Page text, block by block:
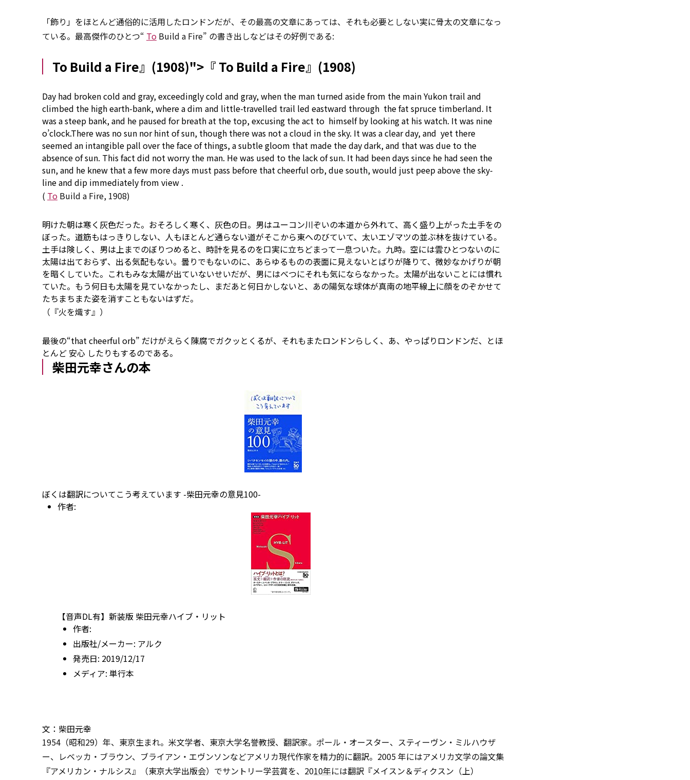
「飾り」をほとんど通俗的に活用したロンドンだが、その最高の文章にあっては、それも必要としない実に骨太の文章になっ
ている。最高傑作のひとつ“ To Build a Fire” の書き出しなどはその好例である:
To Build a Fire』(1908)">『 To Build a Fire』(1908)
Day had broken cold and gray,exceedinglycold and gray, when the man turned aside from the main Yukon trail and
climbed the high earth-bank, where adim and little-travelled trail led eastward through the fat spruce timberland. It
was a steep bank, and he paused forbreath at the top, excusing theact to himselfby looking at his watch. It was nine
o’clock.There was nosun nor hint of sun, though there was not a cloud in the sky. It was aclearday, and yet there
seemed an intangible pall overthe face of things, asubtlegloom that made the day dark, and that wasdue to the
absenceof sun. This fact did not worry the man. He was used to the lack ofsun. It had been dayssince he had seen the
sun, and he knew thata few more days must pass before that cheerful orb,duesouth,would just peepabove the sky-
lineand dip immediatelyfrom view .
( To Build a Fire, 1908)
明けた朝は寒く灰色だった。おそろしく寒く、灰色の日。男はユーコン川ぞいの本道から外れて、高く盛り上がった土手をの
ぼった。道筋もはっきりしない、人もほとんど通らない道がそこから東へのびていて、太いエゾマツの並ぶ林を抜けている。
土手は険しく、男は上までのぼりつめると、時計を見るのを口実に立ちどまって一息ついた。九時。空には雲ひとつないのに
太陽は出ておらず、出る気配もない。曇りでもないのに、あらゆるものの表面に見えないとばりが降りて、微妙なかげりが朝
を暗くしていた。これもみな太陽が出ていないせいだが、男にはべつにそれも気にならなかった。太陽が出ないことには慣れ
ていた。もう何日も太陽を見ていなかったし、まだあと何日かしないと、あの陽気な球体が真南の地平線上に顔をのぞかせて
たちまちまた姿を消すこともないはずだ。
（『火を熾す』）
最後の“that cheerful orb” だけがえらく陳腐でガクッとくるが、それもまたロンドンらしく、あ、やっぱりロンドンだ、とほ
とんど安心 したりもするのである。
柴田元幸さんの本
ぼくは翻訳についてこう考えています -柴田元幸の意見100-
作者:
【音声DL有】新装版 柴田元幸ハイブ・リット
作者:
出版社/メーカー: アルク
発売日: 2019/12/17
メディア: 単行本
文：柴田元幸
1954（昭和29）年、東京生まれ。米文学者、東京大学名誉教授、翻訳家。ポール・オースター、スティーヴン・ミルハウザ
ー、レベッカ・ブラウン、ブライアン・エヴンソンなどアメリカ現代作家を精力的に翻訳。2005 年にはアメリカ文学の論文集
『アメリカン・ナルシス』（東京大学出版会）でサントリー学芸賞を、2010年には翻訳『メイスン＆ディクスン（上）